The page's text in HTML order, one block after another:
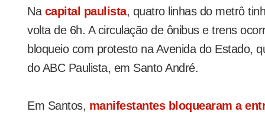
Na capital paulista, quatro linhas do metrô
volta de 6h. A circulação de ônibus e trens
bloqueio com protesto na Avenida do Estado,
do ABC Paulista, em Santo André.
Em Santos, manifestantes bloquearam a